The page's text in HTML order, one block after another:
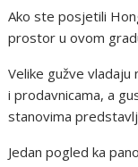
Ako ste posjetili
prostor u ovom
Velike gužve vladaju
i prodavnicama, a
stanovima
Jedan pogled ka